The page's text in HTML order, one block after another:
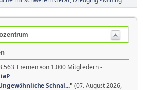
Themen von 1.000 Mitgliedern -
Schnal..." (07. August 2026,